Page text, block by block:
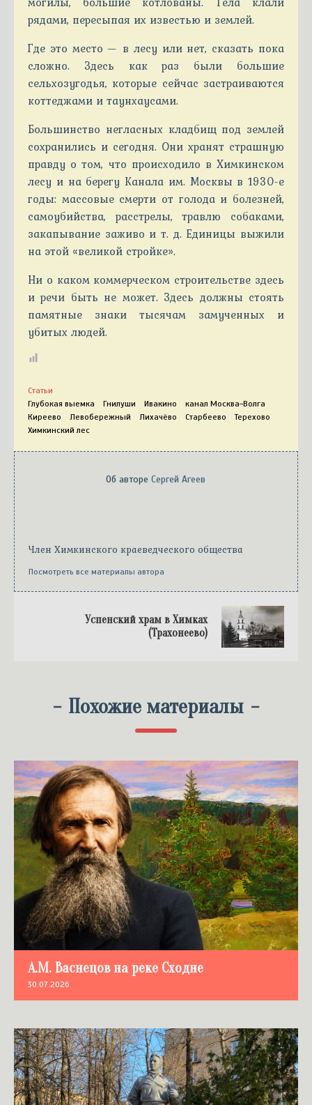
рядами, пересыпая их известью и землей.
Где это место — в лесу или нет, сказать пока
сложно. Здесь как раз были большие
сельхозугодья, которые сейчас застраиваются
коттеджами и таунхаусами.
Большинство негласных кладбищ под землей
сохранились и сегодня. Они хранят страшную
правду о том, что происходило в Химкинском
лесу и на берегу Канала им. Москвы в 1930-е
годы: массовые смерти от голода и болезней,
самоубийства, расстрелы, травлю собаками,
закапывание заживо и т. д. Единицы выжили
на этой «великой стройке».
Ни о каком коммерческом строительстве здесь
и речи быть не может. Здесь должны стоять
памятные знаки тысячам замученных и
убитых людей.
Статьи
Глубокая выемка
Гнилуши Ивакино
канал Москва-Волга
Киреево
Левобережный Лихачёво Старбеево
Терехово
Химкинский лес
Об авторе Сергей Агеев
Член Химкинского краеведческого общества
Посмотреть все материалы автора
Успенский храм в Химках
(Трахонеево)
- Похожие материалы -
А.М. Васнецов на реке Сходне
30.07.2026